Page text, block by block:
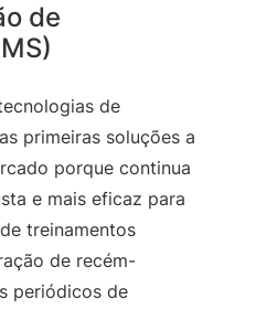
de
de
primeiras soluções a
porque continua
e mais eficaz para
treinamentos
de recém-
periódicos de